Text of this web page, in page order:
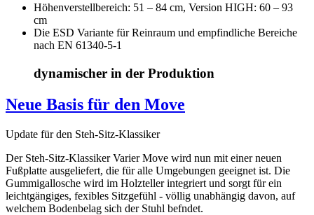
Höhenverstellbereich: 51 – 84 cm, Version HIGH: 60 – 93
cm
Die ESD Variante für Reinraum und empfindliche Bereiche
nach EN 61340-5-1
dynamischer in der Produktion
Neue Basis für den Move
Update für den Steh-Sitz-Klassiker
Der Steh-Sitz-Klassiker Varier Move wird nun mit einer neuen
Fußplatte ausgeliefert, die für alle Umgebungen geeignet ist. Die
Gummigallosche wird im Holzteller integriert und sorgt für ein
leichtgängiges, fexibles Sitzgefühl - völlig unabhängig davon, auf
welchem Bodenbelag sich der Stuhl befndet.